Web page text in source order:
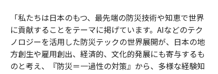
「私たちは日本のもつ、最先端の防災技術や知恵で世界
に貢献することをテーマに掲げています。AIなどのテク
ノロジーを活用した防災テックの世界展開が、日本の地
方創生や雇用創出、経済的、文化的発展にも寄与するも
のと考え、『防災＝一過性の対策』から、多様な経験知